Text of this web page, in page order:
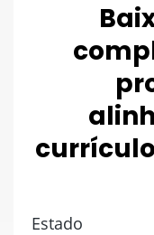
Estado